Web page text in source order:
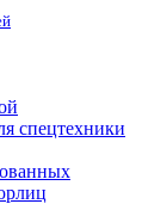
спецтехники